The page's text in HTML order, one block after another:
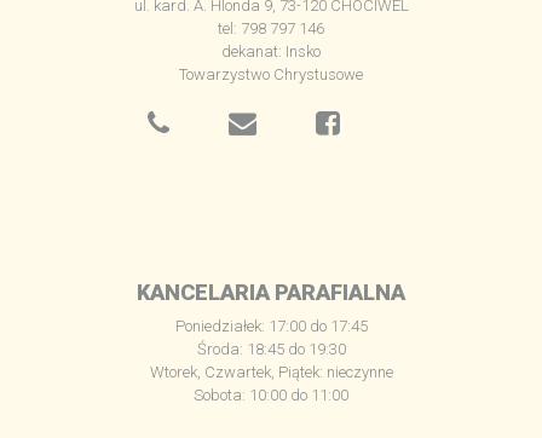
ul. kard. A. Hlonda 9, 73-120 CHOCIWEL
tel: 798 797 146
dekanat: Insko
Towarzystwo Chrystusowe
KANCELARIA PARAFIALNA
Poniedziałek: 17:00 do 17:45
Środa: 18:45 do 19:30
Wtorek, Czwartek, Piątek: nieczynne
Sobota: 10:00 do 11:00